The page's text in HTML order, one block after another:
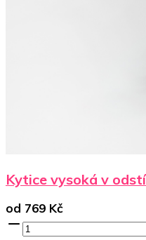
Kytice vysoká v
od 769 Kč